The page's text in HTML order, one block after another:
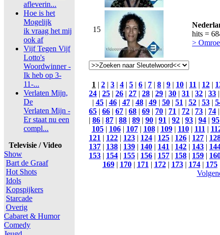
afleverin...
Hoe is het
Mogelijk
ik vraag het mij
ook af
Vijf Tegen Vijf
Lotto's
Woordwinner -
Ik heb op 3-
11-...
Verlaten Mijn,
De
Verlaten Mijn -
Er staat nu een
compl...
Televisie / Video
Show
Bart de Graaf
Hot Shots
Idols
Kopspijkers
Starcade
Overig
Cabaret & Humor
Comedy
15
hits =
>
1 | 2 | 3 | 4 | 5 | 6 | 7 | 8 | 9 | 10 | 11 | 12 |
24 | 25 | 26 | 27 | 28 | 29 | 30 | 31 | 32 | 33
| 45| 46| 47| 48| 49| 50| 51| 52| 53|
65 | 66 | 67 | 68 | 69 | 70 | 71 | 72 | 73 | 74
| 86 | 87 | 88 | 89 | 90 | 91 | 92 | 93 | 94 | 95
105| 106| 107| 108| 109| 110| 111|
121 | 122 | 123 | 124 | 125 | 126 | 127 |
137 | 138 | 139 | 140 | 141 | 142 | 143 |
153 | 154 | 155 | 156 | 157 | 158 | 159 |
169| 170| 171| 172| 173| 174| 175